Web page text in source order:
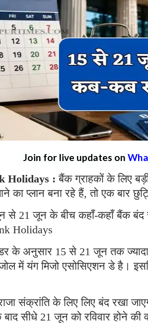
Join for live updates on
Holidays :बैंक ग्राहकों के लिए
का प्लान बना रहे हैं, तो एक बार
21 जून के बीच कहाँ-कहाँ बैंक बंद
Holidays
के अनुसार 15 से 21 जून तक
में यंग मिजो एसोसिएशन डे है।
संक्रांति के लिए लिए बंद रखा
सीधे 21 जून को रविवार होने